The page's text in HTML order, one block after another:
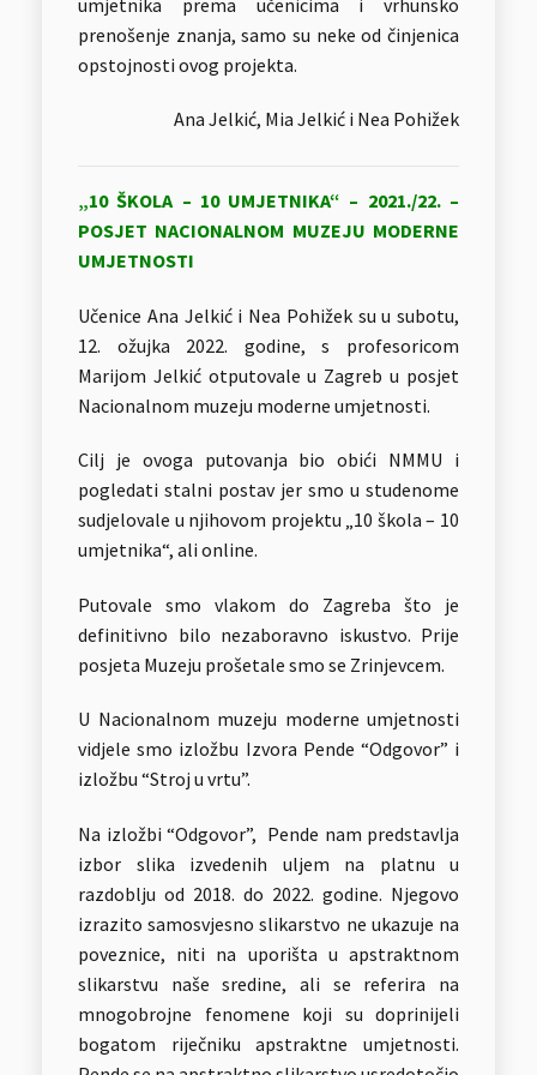
prenošenje znanja, samo su neke od činjenica
opstojnosti ovog projekta.
Ana Jelkić, Mia Jelkić i Nea Pohižek
„10 ŠKOLA – 10 UMJETNIKA“ – 2021./22. –
POSJET NACIONALNOM MUZEJU MODERNE
UMJETNOSTI
Učenice Ana Jelkić i Nea Pohižek su u subotu,
12. ožujka 2022. godine, s profesoricom
Marijom Jelkić otputovale u Zagreb u posjet
Nacionalnom muzeju moderne umjetnosti.
Cilj je ovoga putovanja bio obići NMMU i
pogledati stalni postav jer smo u studenome
sudjelovale u njihovom projektu „10 škola – 10
umjetnika“, ali online.
Putovale smo vlakom do Zagreba što je
definitivno bilo nezaboravno iskustvo. Prije
posjeta Muzeju prošetale smo se Zrinjevcem.
U Nacionalnom muzeju moderne umjetnosti
vidjele smo izložbu Izvora Pende “Odgovor” i
izložbu “Stroj u vrtu”.
Na izložbi “Odgovor”, Pende nam predstavlja
izbor slika izvedenih uljem na platnu u
razdoblju od 2018. do 2022. godine. Njegovo
izrazito samosvjesno slikarstvo ne ukazuje na
poveznice, niti na uporišta u apstraktnom
slikarstvu naše sredine, ali se referira na
mnogobrojne fenomene koji su doprinijeli
bogatom riječniku apstraktne umjetnosti.